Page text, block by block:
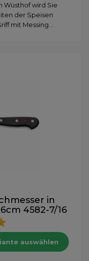
Wüsthof wird Sie
der Speisen
mit Messing...
in
4582-7/16
auswählen